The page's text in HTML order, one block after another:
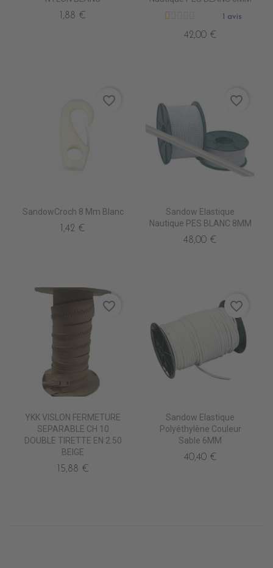
1,88 €
1 avis
42,00 €
SandowCroch 8 Mm Blanc
1,42 €
favorite_border
Sandow Elastique
Nautique PES BLANC 8MM
48,00 €
favorite_border
YKK VISLON FERMETURE
SEPARABLE CH 10
DOUBLE TIRETTE EN 2.50
BEIGE
15,88 €
favorite_border
Sandow Elastique
Polyéthylène Couleur
Sable 6MM
40,40 €
favorite_border